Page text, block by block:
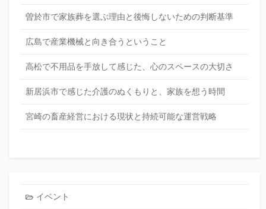
曽於市で家族葬を選ぶ理由と後悔しないための判断基準
広島で産業機械と向き合うということ
高松で不用品を手放して感じた、心のスペースの大切さ
新居浜市で感じた介護のぬくもりと、家族を想う時間
宮崎の畜産経営における現状と持続可能な運営戦略
イベント